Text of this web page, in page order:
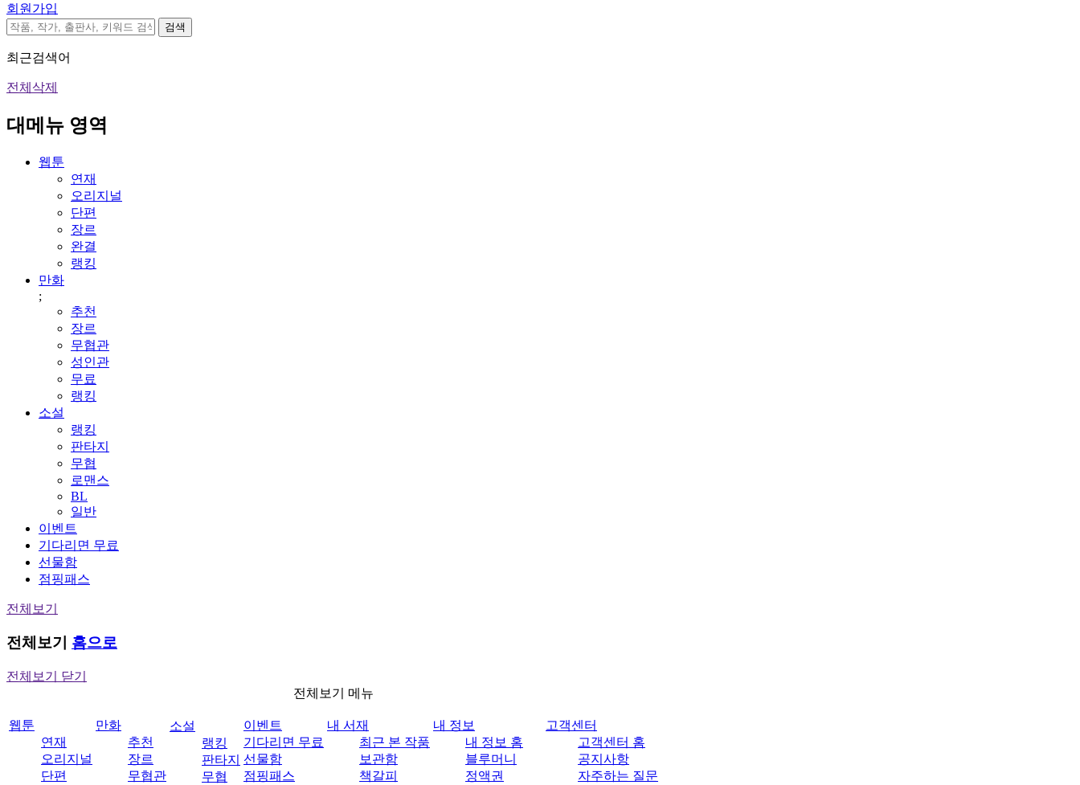
회원가입
검색
최근검색어
전체삭제
대메뉴 영역
웹툰
연재
오리지널
단편
장르
완결
랭킹
만화
;
추천
장르
무협관
성인관
무료
랭킹
소설
랭킹
판타지
무협
로맨스
BL
일반
이벤트
기다리면 무료
선물함
점핑패스
전체보기
전체보기 홈으로
전체보기 닫기
전체보기 메뉴
웹툰
연재
오리지널
단편
만화
추천
장르
무협관
소설
랭킹
판타지
무협
이벤트
기다리면 무료
선물함
점핑패스
내 서재
최근 본 작품
보관함
책갈피
내 정보
내 정보 홈
블루머니
정액권
고객센터
고객센터 홈
공지사항
자주하는 질문